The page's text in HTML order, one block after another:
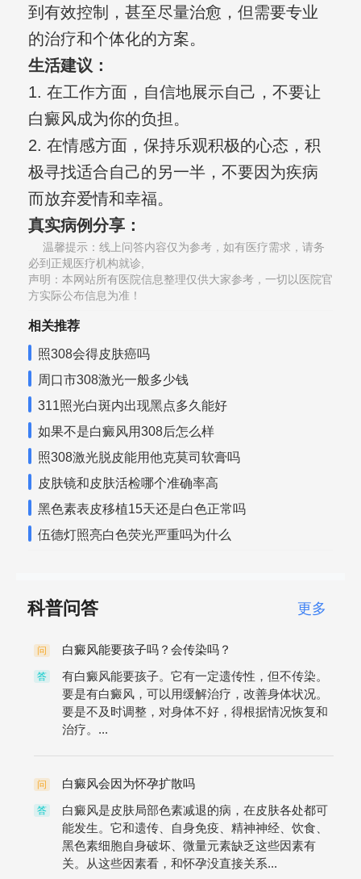
到有效控制，甚至尽量治愈，但需要专业
的治疗和个体化的方案。
生活建议：
1. 在工作方面，自信地展示自己，不要让
白癜风成为你的负担。
2. 在情感方面，保持乐观积极的心态，积
极寻找适合自己的另一半，不要因为疾病
而放弃爱情和幸福。
真实病例分享：
温馨提示：线上问答内容仅为参考，如有医疗需求，请务
必到正规医疗机构就诊,
声明：本网站所有医院信息整理仅供大家参考，一切以医院官
方实际公布信息为准！
相关推荐
照308会得皮肤癌吗
周口市308激光一般多少钱
311照光白斑内出现黑点多久能好
如果不是白癜风用308后怎么样
照308激光脱皮能用他克莫司软膏吗
皮肤镜和皮肤活检哪个准确率高
黑色素表皮移植15天还是白色正常吗
伍德灯照亮白色荧光严重吗为什么
科普问答 更多
问 白癜风能要孩子吗？会传染吗？
答
有白癜风能要孩子。它有一定遗传性，但不传染。
要是有白癜风，可以用缓解治疗，改善身体状况。
要是不及时调整，对身体不好，得根据情况恢复和
治疗。...
问 白癜风会因为怀孕扩散吗
答
白癜风是皮肤局部色素减退的病，在皮肤各处都可
能发生。它和遗传、自身免疫、精神神经、饮食、
黑色素细胞自身破坏、微量元素缺乏这些因素有
关。从这些因素看，和怀孕没直接关系...